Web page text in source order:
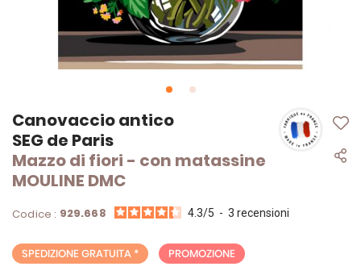
Canovaccio antico
SEG de Paris
Mazzo di fiori - con matassine
MOULINE DMC
Codice : 929.668 4.3/5 - 3 recensioni
SPEDIZIONE GRATUITA * PROMOZIONE
Vai
all'inizio
della
galleria
di